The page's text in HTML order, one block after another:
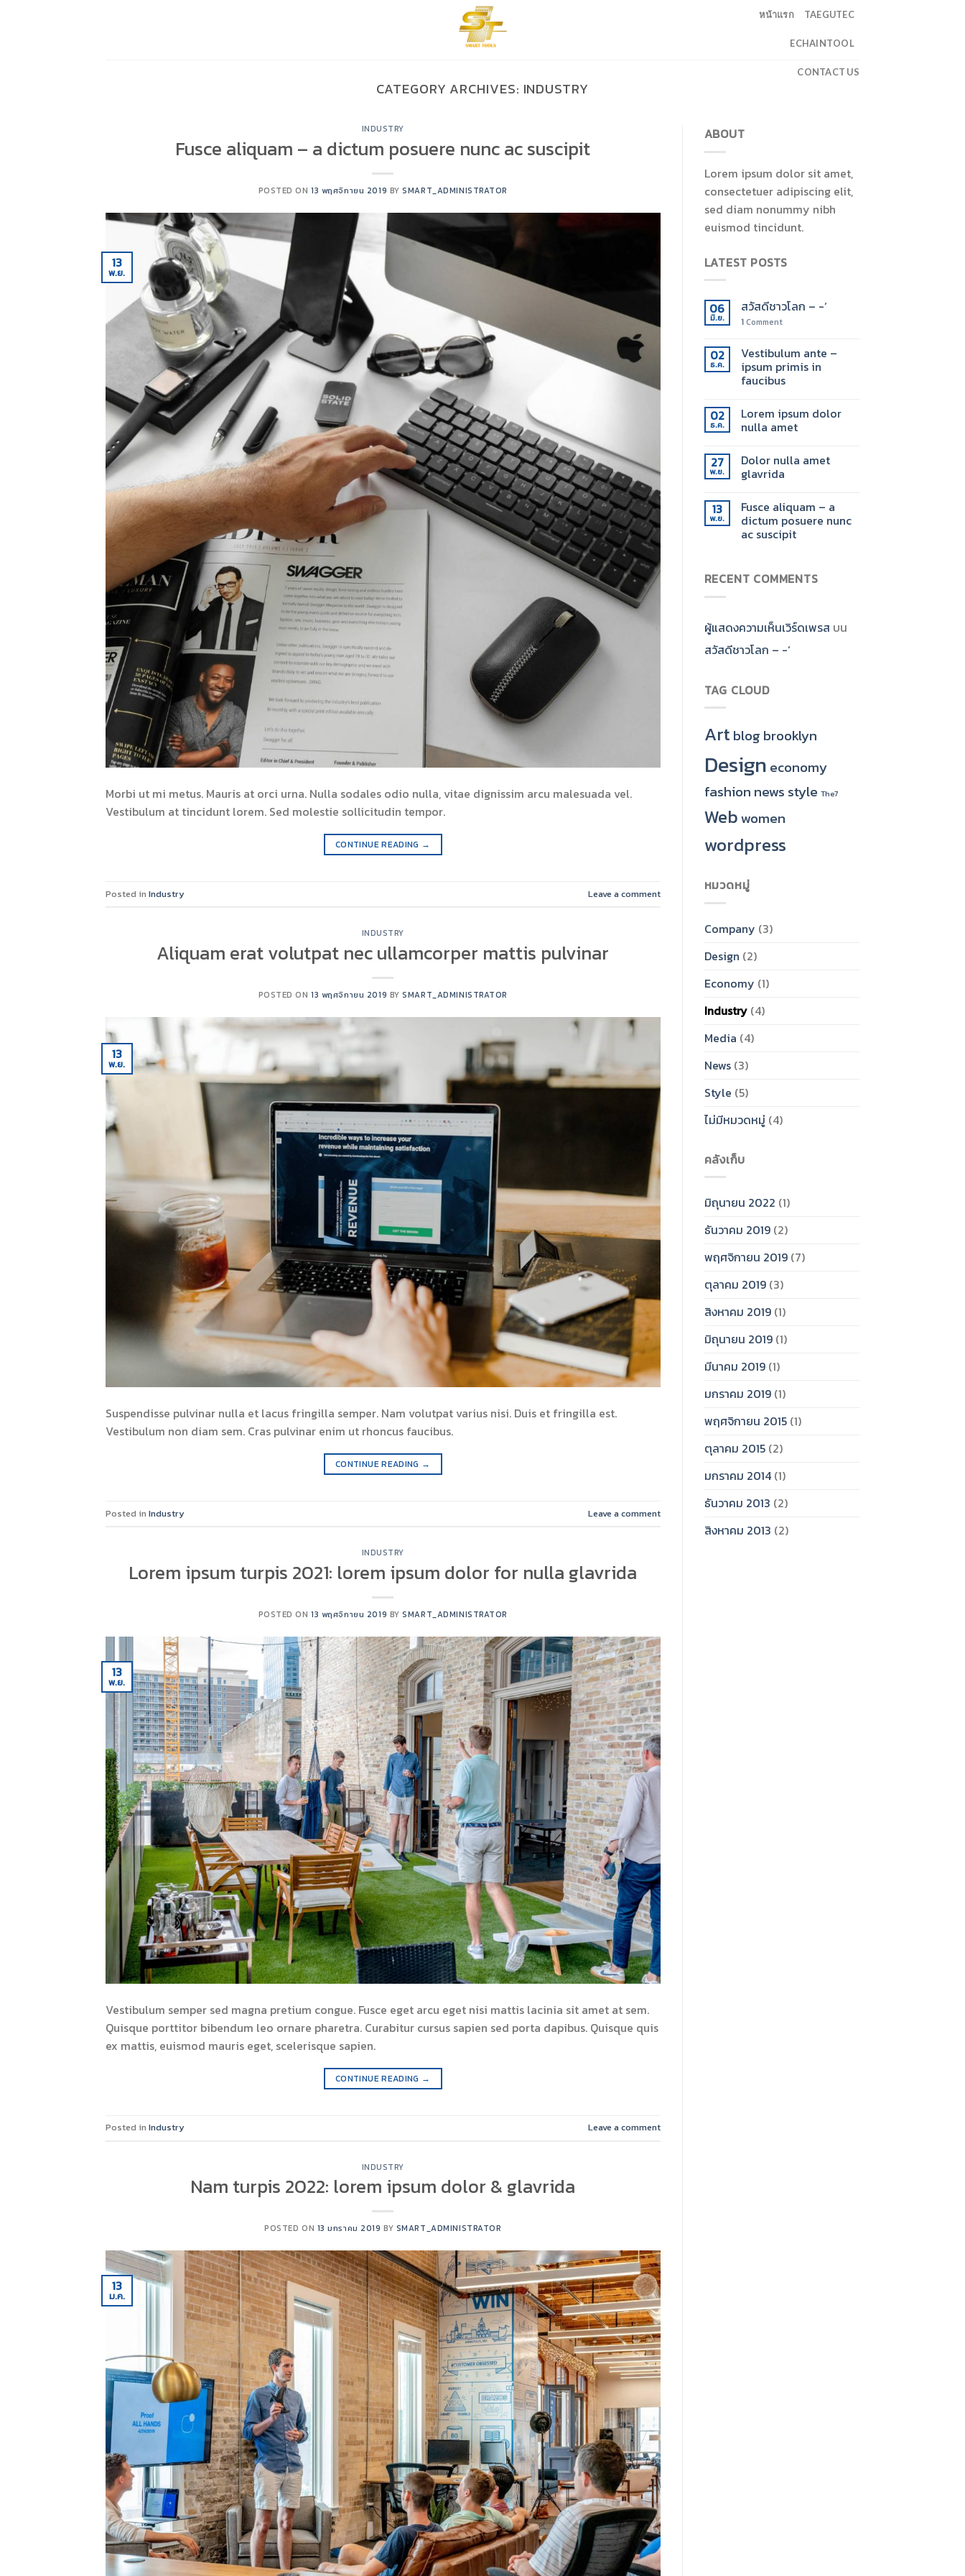
หน้าแรก TAEGUTEC
ECHAINTOOL
CONTACT US
CATEGORY ARCHIVES: INDUSTRY
INDUSTRY
Fusce aliquam – a dictum posuere nunc ac suscipit
POSTED ON13 พฤศจิกายน 2019 BYSMART_ADMINISTRATOR
13
พ.ย.
Morbi ut mi metus. Mauris at orci urna. Nulla sodales odio nulla, vitae dignissim arcu malesuada vel.
Vestibulum at tincidunt lorem. Sed molestie sollicitudin tempor.
CONTINUE READING →
Posted in Industry Leave a comment
INDUSTRY
Aliquam erat volutpat nec ullamcorper mattis pulvinar
POSTED ON13 พฤศจิกายน 2019 BYSMART_ADMINISTRATOR
13
พ.ย.
Suspendisse pulvinar nulla et lacus fringilla semper. Nam volutpat varius nisi. Duis et fringilla est.
Vestibulum non diam sem. Cras pulvinar enim ut rhoncus faucibus.
CONTINUE READING →
Posted in Industry Leave a comment
INDUSTRY
Lorem ipsum turpis 2021: lorem ipsum dolor for nulla glavrida
POSTED ON13 พฤศจิกายน 2019 BYSMART_ADMINISTRATOR
13
พ.ย.
Vestibulum semper sed magna pretium congue. Fusce eget arcu eget nisi mattis lacinia sit amet at sem.
Quisque porttitor bibendum leo ornare pharetra. Curabitur cursus sapien sed porta dapibus. Quisque quis
ex mattis, euismod mauris eget, scelerisque sapien.
CONTINUE READING →
Posted in Industry Leave a comment
INDUSTRY
Nam turpis 2022: lorem ipsum dolor & glavrida
POSTED ON 13 มกราคม 2019 BY SMART_ADMINISTRATOR
13
ม.ค.
ABOUT
Lorem ipsum dolor sit amet,
consectetuer adipiscing elit,
sed diam nonummy nibh
euismod tincidunt.
LATEST POSTS
06
มิ.ย.
สวัสดีชาวโลก – -‘
1Comment
02
ธ.ค.
Vestibulum ante –
ipsum primis in
faucibus
02
ธ.ค.
Lorem ipsum dolor
nulla amet
27
พ.ย.
Dolor nulla amet
glavrida
13
พ.ย.
Fusce aliquam – a
dictum posuere nunc
ac suscipit
RECENT COMMENTS
ผู้แสดงความเห็นเวิร์ดเพรส บน
สวัสดีชาวโลก – -‘
TAG CLOUD
Art blog brooklyn
Design economy
fashion news style The7
Webwomen
wordpress
หมวดหมู่
Company (3)
Design (2)
Economy (1)
Industry(4)
Media (4)
News(3)
Style (5)
ไม่มีหมวดหมู่ (4)
คลังเก็บ
มิถุนายน 2022 (1)
ธันวาคม 2019(2)
พฤศจิกายน 2019(7)
ตุลาคม 2019(3)
สิงหาคม 2019(1)
มิถุนายน 2019(1)
มีนาคม 2019(1)
มกราคม 2019(1)
พฤศจิกายน 2015(1)
ตุลาคม 2015(2)
มกราคม 2014(1)
ธันวาคม 2013 (2)
สิงหาคม 2013 (2)